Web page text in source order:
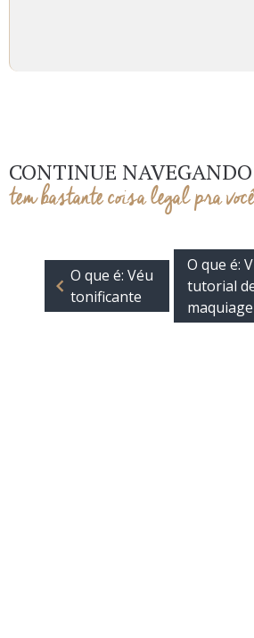
CONTINUE NAVEGANDO
tem bastante coisa legal pra
O que é: Véu
tonificante
O que é:
tutorial